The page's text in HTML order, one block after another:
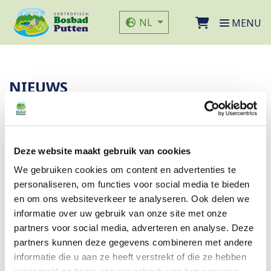
Deze website maakt gebruik van cookies
We gebruiken cookies om content en advertenties te
personaliseren, om functies voor social media te bieden
en om ons websiteverkeer te analyseren. Ook delen we
informatie over uw gebruik van onze site met onze
partners voor social media, adverteren en analyse. Deze
partners kunnen deze gegevens combineren met andere
informatie die u aan ze heeft verstrekt of die ze hebben
Direct naar de inhoud van de pagina
Website taal
NL MENU
NIEUWS
26-08-2025